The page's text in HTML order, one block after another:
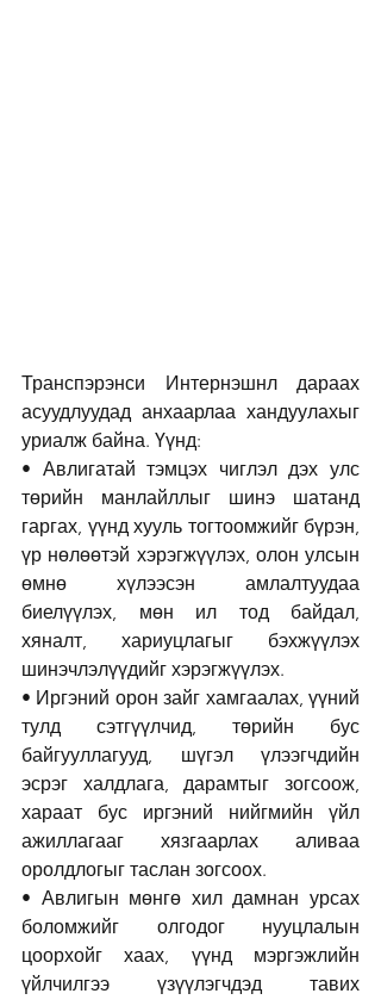
Транспэрэнси Интернэшнл дараах
асуудлуудад анхаарлаа хандуулахыг
уриалж байна. Үүнд:
• Авлигатай тэмцэх чиглэл дэх улс
төрийн манлайллыг шинэ шатанд
гаргах, үүнд хууль тогтоомжийг бүрэн,
үр нөлөөтэй хэрэгжүүлэх, олон улсын
өмнө хүлээсэн амлалтуудаа
биелүүлэх, мөн ил тод байдал,
хяналт, хариуцлагыг бэхжүүлэх
шинэчлэлүүдийг хэрэгжүүлэх.
• Иргэний орон зайг хамгаалах, үүний
тулд сэтгүүлчид, төрийн бус
байгууллагууд, шүгэл үлээгчдийн
эсрэг халдлага, дарамтыг зогсоож,
хараат бус иргэний нийгмийн үйл
ажиллагааг хязгаарлах аливаа
оролдлогыг таслан зогсоох.
• Авлигын мөнгө хил дамнан урсах
боломжийг олгодог нууцлалын
цоорхойг
хаах, үүнд мэргэжлийн
үйлчилгээ үзүүлэгчдэд тавих